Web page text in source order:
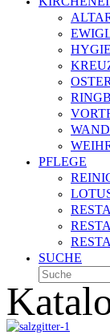
PFLEGE
SUCHE
Suche